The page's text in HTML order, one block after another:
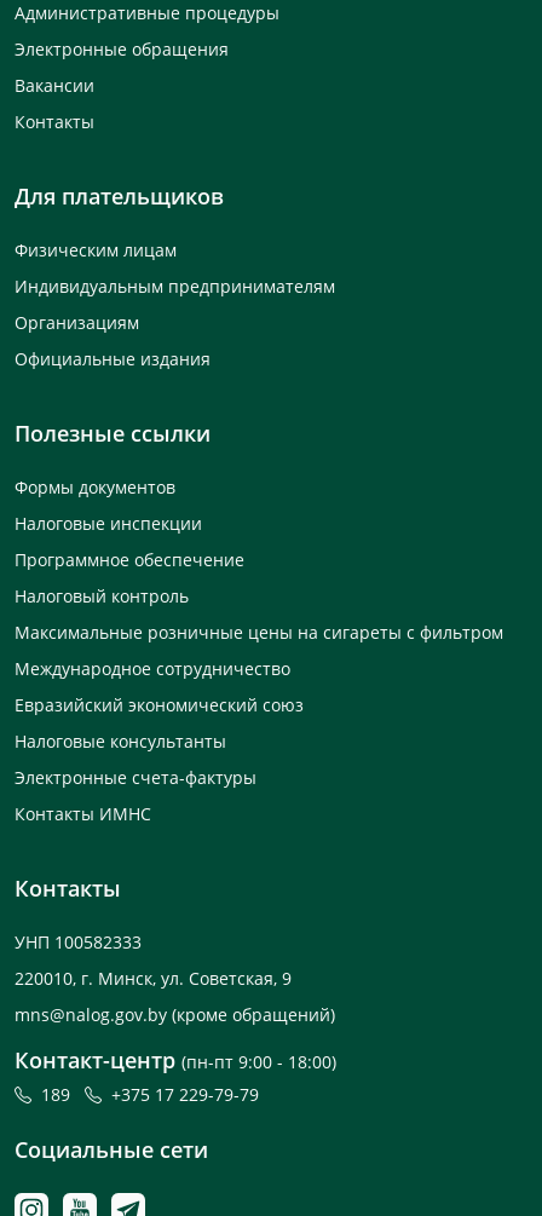
Административные процедуры
Электронные обращения
Вакансии
Контакты
Для плательщиков
Физическим лицам
Индивидуальным предпринимателям
Организациям
Официальные издания
Полезные ссылки
Формы документов
Налоговые инспекции
Программное обеспечение
Налоговый контроль
Максимальные розничные цены на сигареты с фильтром
Международное сотрудничество
Евразийский экономический союз
Налоговые консультанты
Электронные счета-фактуры
Контакты ИМНС
Контакты
УНП 100582333
220010, г. Минск, ул. Советская, 9
mns@nalog.gov.by (кроме обращений)
Контакт-центр (пн-пт 9:00 - 18:00)
189
+375 17 229-79-79
Социальные сети